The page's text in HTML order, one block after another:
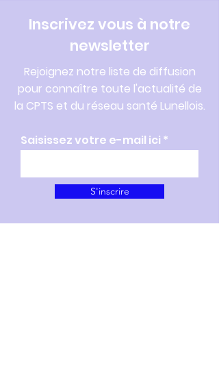
Inscrivez vous à notre
newsletter
Rejoignez notre liste de diffusion
pour connaître toute l'actualité de
la CPTS et du réseau santé Lunellois.
Saisissez votre e-mail ici
S'inscrire